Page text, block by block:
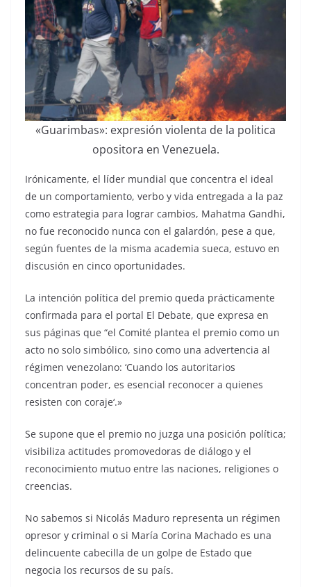
«Guarimbas»: expresión violenta de la politica
opositora en Venezuela.
Irónicamente, el líder mundial que concentra el ideal
de un comportamiento, verbo y vida entregada a la paz
como estrategia para lograr cambios, Mahatma Gandhi,
no fue reconocido nunca con el galardón, pese a que,
según fuentes de la misma academia sueca, estuvo en
discusión en cinco oportunidades.
La intención política del premio queda prácticamente
confirmada para el portal El Debate, que expresa en
sus páginas que “el Comité plantea el premio como un
acto no solo simbólico, sino como una advertencia al
régimen venezolano: ‘Cuando los autoritarios
concentran poder, es esencial reconocer a quienes
resisten con coraje‘.»
Se supone que el premio no juzga una posición política;
visibiliza actitudes promovedoras de diálogo y el
reconocimiento mutuo entre las naciones, religiones o
creencias.
No sabemos si Nicolás Maduro representa un régimen
opresor y criminal o si María Corina Machado es una
delincuente cabecilla de un golpe de Estado que
negocia los recursos de su país.